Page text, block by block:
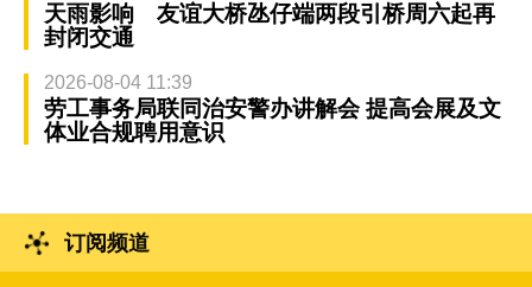
天雨影响 友谊大桥氹仔端两段引桥周六起再
封闭交通
2026-08-04 11:39
劳工事务局联同治安警办讲解会 提高会展及文
体业合规聘用意识
订阅频道